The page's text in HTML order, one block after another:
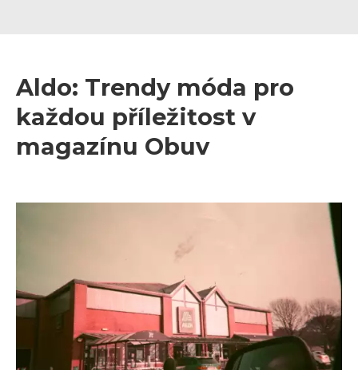
Aldo: Trendy móda pro
každou příležitost v
magazínu Obuv